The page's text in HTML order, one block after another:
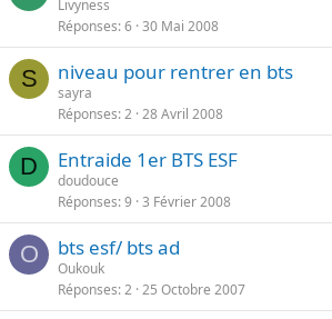
Livyness
Réponses 6 30 Mai 2008
S niveau pour rentrer en bts
sayra
Réponses 2 28 Avril 2008
D Entraide 1er BTS ESF
doudouce
Réponses 9 3 Février 2008
O bts esf/ bts ad
Oukouk
Réponses 2 25 Octobre 2007